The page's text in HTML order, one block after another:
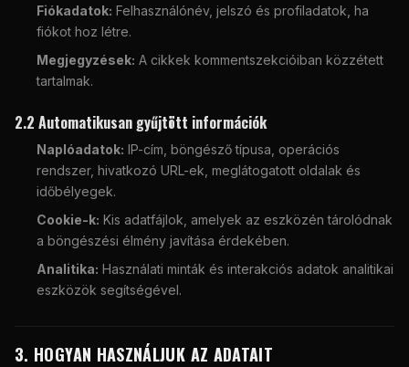
Fiókadatok: Felhasználónév, jelszó és profiladatok, ha
fiókot hoz létre.
Megjegyzések: A cikkek kommentszekcióiban közzétett
tartalmak.
2.2 Automatikusan gyűjtött információk
Naplóadatok: IP-cím, böngésző típusa, operációs
rendszer, hivatkozó URL-ek, meglátogatott oldalak és
időbélyegek.
Cookie-k: Kis adatfájlok, amelyek az eszközén tárolódnak
a böngészési élmény javítása érdekében.
Analitika: Használati minták és interakciós adatok analitikai
eszközök segítségével.
3. HOGYAN HASZNÁLJUK AZ ADATAIT